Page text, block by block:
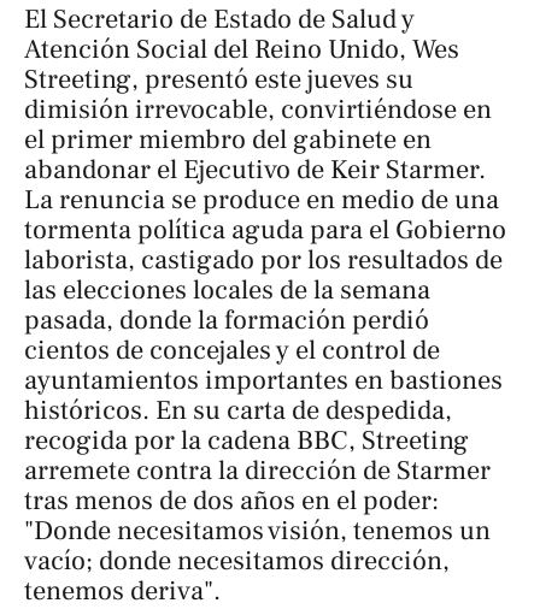
El Secretario de Estado de Salud y
Atención Social del Reino Unido, Wes
Streeting, presentó este jueves su
dimisión irrevocable, convirtiéndose en
el primer miembro del gabinete en
abandonar el Ejecutivo de Keir Starmer.
La renuncia se produce en medio de una
tormenta política aguda para el Gobierno
laborista, castigado por los resultados de
las elecciones locales de la semana
pasada, donde la formación perdió
cientos de concejales y el control de
ayuntamientos importantes en bastiones
históricos. En su carta de despedida,
recogida por la cadena BBC, Streeting
arremete contra la dirección de Starmer
tras menos de dos años en el poder:
"Donde necesitamos visión, tenemos un
vacío; donde necesitamos dirección,
tenemos deriva".